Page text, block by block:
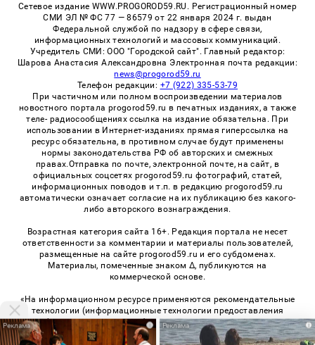
Сетевое издание WWW.PROGOROD59.RU. Регистрационный номер
СМИ ЭЛ № ФС 77 — 86579 от 22 января 2024 г. выдан
Федеральной службой по надзору в сфере связи,
информационных технологий и массовых коммуникаций.
Учредитель СМИ: ООО "Городской сайт". Главный редактор:
Шарова Анастасия Александровна Электронная почта редакции:
news@progorod59.ru
Телефон редакции: +7 (922) 335-53-79
При частичном или полном воспроизведении материалов
новостного портала progorod59.ru в печатных изданиях, а также
теле- радиосообщениях ссылка на издание обязательна. При
использовании в Интернет-изданиях прямая гиперссылка на
ресурс обязательна, в противном случае будут применены
нормы законодательства РФ об авторских и смежных
правах.Отправка по почте, электронной почте, на сайт, в
официальных соцсетях progorod59.ru фотографий, статей,
информационных поводов и т.п. в редакцию progorod59.ru
автоматически означает согласие на их публикацию без какого-
либо авторского вознаграждения.
Возрастная категория сайта 16+. Редакция портала не несет
ответственности за комментарии и материалы пользователей,
размещенные на сайте progorod59.ru и его субдоменах.
Материалы, помеченные знаком Δ, публикуются на
коммерческой основе.
«На информационном ресурсе применяются рекомендательные
технологии (информационные технологии предоставления
информации на основе сбора, систематизации и анализа
сведений, относящихся к предпочтениям пользователей сети
i i